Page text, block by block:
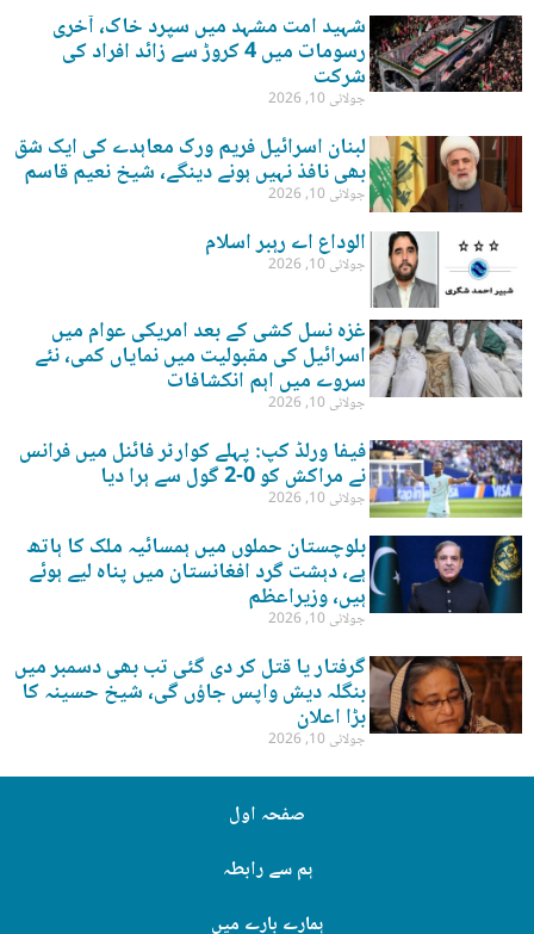
شہید امت مشہد میں سپرد خاک، آخری
رسومات میں 4 کروڑ سے زائد افراد کی
شرکت
جولائی 10, 2026
لبنان اسرائیل فریم ورک معاہدے کی ایک شق
بھی نافذ نہیں ہونے دینگے، شیخ نعیم قاسم
جولائی 10, 2026
الوداع اے رہبر اسلام
جولائی 10, 2026
غزہ نسل کشی کے بعد امریکی عوام میں
اسرائیل کی مقبولیت میں نمایاں کمی، نئے
سروے میں اہم انکشافات
جولائی 10, 2026
فیفا ورلڈ کپ: پہلے کوارٹر فائنل میں فرانس
نے مراکش کو 0-2 گول سے ہرا دیا
جولائی 10, 2026
بلوچستان حملوں میں ہمسائیہ ملک کا ہاتھ
ہے، دہشت گرد افغانستان میں پناہ لیے ہوئے
ہیں، وزیراعظم
جولائی 10, 2026
گرفتار یا قتل کر دی گئی تب بھی دسمبر میں
بنگلہ دیش واپس جاؤں گی، شیخ حسینہ کا
بڑا اعلان
جولائی 10, 2026
صفحہ اول
ہم سے رابطہ
ہمارے بارے میں